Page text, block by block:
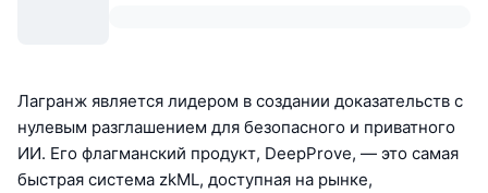
Лагранж является лидером в создании доказательств с
нулевым разглашением для безопасного и приватного
ИИ. Его флагманский продукт, DeepProve, — это самая
быстрая система zkML, доступная на рынке,